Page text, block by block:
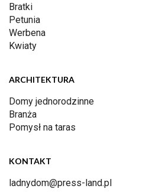
Bratki
Petunia
Werbena
Kwiaty
ARCHITEKTURA
Domy jednorodzinne
Branża
Pomysł na taras
KONTAKT
ladnydom@press-land.pl